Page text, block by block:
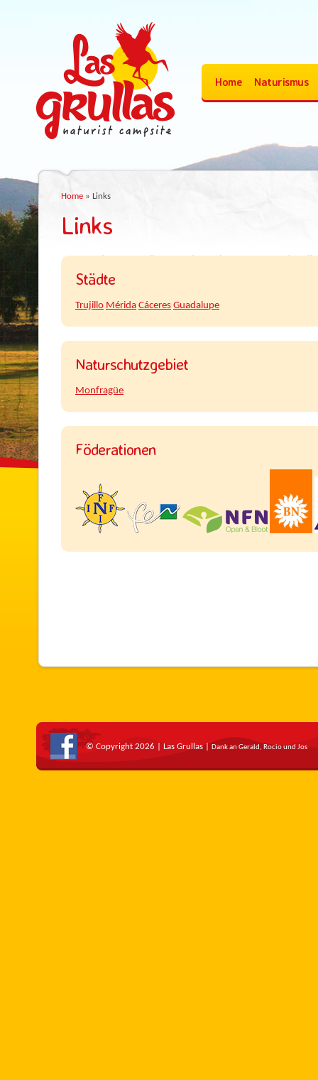
Home Naturismus
Links
Home » Links
Städte
Trujillo Mérida Cáceres Guadalupe
Naturschutzgebiet
Monfragüe
Föderationen
© Copyright 2026 | Las Grullas | Dank an Gerald, Rocio und Jos